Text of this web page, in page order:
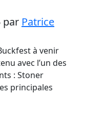
par Patrice
à venir
avec l’un des
: Stoner
principales